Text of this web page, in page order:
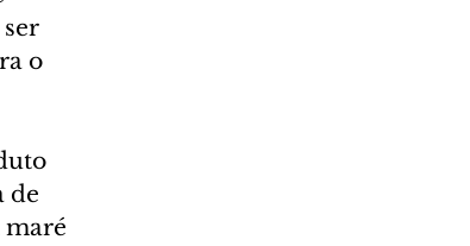
o
de
maré